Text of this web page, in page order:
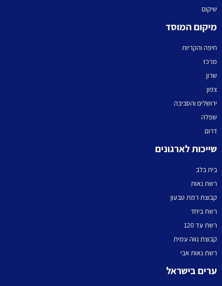
שיקום
מיקום המוסד
חיפה והקריות
מרכז
שרון
צפון
ירושלים והסביבה
שפלה
דרום
שייכות לארגונים
בית בלב
רשת נאות
קבוצת רמת טבעון
רשת ביחד
רשת עד 120
קבוצת נווה עמית
רשת נאות אבי
ערים בישראל